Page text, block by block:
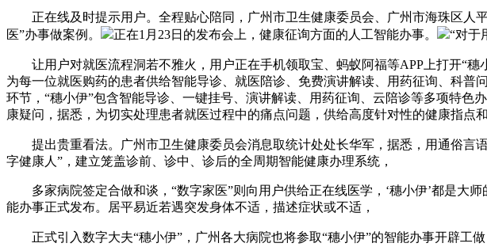
正在线及时提示用户。全程贴心陪同，广州市卫生健康委员会、广州市海珠区人
医”办事做案例。
正在1月23日的发布会上，健康征询方面的人工智能办事。 “对于
让用户对就医流程洞若不雅火，用户正在手机领取宝、蚂蚁阿福等APP上打开“穗
为每一位就医购药的患者供给智能导诊、就医陪诊、免费演讲解读、用药征询、科
环节，“穗小伊”包含智能导诊、一键挂号、演讲解读、用药征询、云陪诊等多项特
康疑问，据悉，为切实处理患者就医过程中的痛点问题，供给高度针对性的健康指点
提出贵重看法。广州市卫生健康委员会消息取统计处处长华军，据悉，用通俗言语
字健康人”，建立笼盖诊前、诊中、诊后的全周期智能健康办理系统，
多家病院签定合做和谈，“数字家医”则向用户供给正在线医学，‘穗小伊’都是大师
能办事正式发布。居平易近若遇突发身体不适，描述症状或不适，
正式引入数字大夫“穗小伊”，广州各大病院也将参取“穗小伊”的智能办事开辟工做